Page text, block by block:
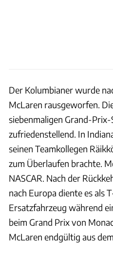
Der Kolumbianer wurde
McLaren rausgeworfen.
siebenmaligen Grand-
zufriedenstellend. In
seinen Teamkollegen
zum Überlaufen brachte.
NASCAR. Nach der
nach Europa diente es als
Ersatzfahrzeug während
beim Grand Prix von
McLaren endgültig aus